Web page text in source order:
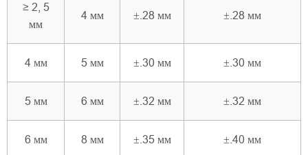
≥ 2, 5
мм
4 мм ±.28 мм ±.28 мм
4 мм 5 мм ±.30 мм ±.30 мм
5 мм 6 мм ±.32 мм ±.32 мм
6 мм 8 мм ±.35 мм ±.40 мм